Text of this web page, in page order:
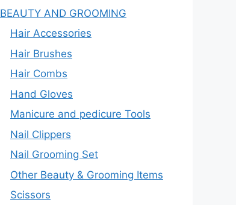
BEAUTY AND GROOMING
Hair Accessories
Hair Brushes
Hair Combs
Hand Gloves
Manicure and pedicure Tools
Nail Clippers
Nail Grooming Set
Other Beauty & Grooming Items
Scissors